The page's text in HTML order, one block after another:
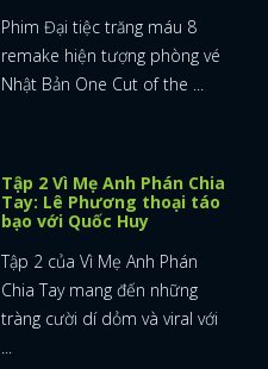
Phim Đại tiệc trăng máu 8
remake hiện tượng phòng vé
Nhật Bản One Cut of the ...
Tập 2 Vì Mẹ Anh Phán Chia
Tay: Lê Phương thoại táo
bạo với Quốc Huy
Tập 2 của Vì Mẹ Anh Phán
Chia Tay mang đến những
tràng cười dí dỏm và viral với
...